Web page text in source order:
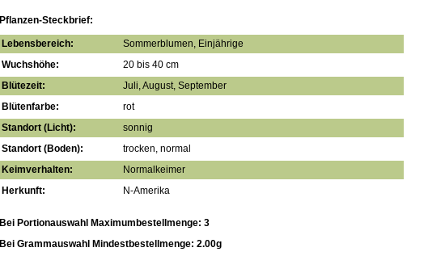
Pflanzen-Steckbrief:
Lebensbereich:
Sommerblumen, Einjährige
Wuchshöhe:
20 bis 40 cm
Blütezeit:
Juli, August, September
Blütenfarbe:
rot
Standort (Licht):
sonnig
Standort (Boden):
trocken, normal
Keimverhalten:
Normalkeimer
Herkunft:
N-Amerika
Bei Portionauswahl Maximumbestellmenge: 3
Bei Grammauswahl Mindestbestellmenge: 2.00g